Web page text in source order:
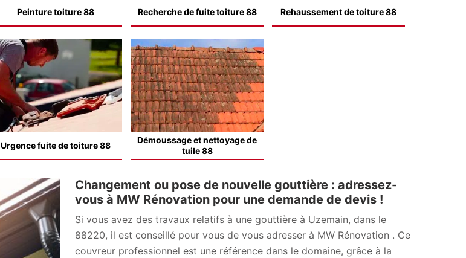
Peinture toiture 88 Recherche de fuite toiture 88 Rehaussement de toiture 88
Urgence fuite de toiture 88
Démoussage et nettoyage de
tuile 88
Changement ou pose de nouvelle gouttière : adressez-
vous à MW Rénovation pour une demande de devis !
Si vous avez des travaux relatifs à une gouttière à Uzemain, dans le
88220, il est conseillé pour vous de vous adresser à MW Rénovation . Ce
couvreur professionnel est une référence dans le domaine, grâce à la